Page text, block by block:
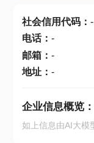
社会信用代码： -
电话： -
邮箱： -
地址： -
企业信息概览：
如上信息由AI大模